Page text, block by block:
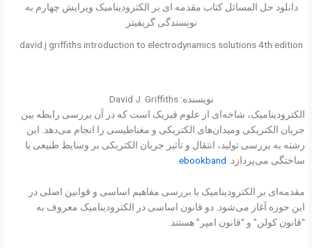
دانلود حل المسائل کتاب مقدمه ای بر الکترودینامیک ویرایش چهارم به
نویسندگی گریفیتز
david j griffiths introduction to electrodynamics solutions 4th edition
نویسنده: David J. Griffiths
الکترودینامیک، شاخه‌ای از علوم فیزیک است که در آن بررسی رابطه بین
جریان الکتریکی ومیدان‌های الکتریکی و مغناطیسی را انجام می‌دهد. این
رشته به بررسی تولید، انتقال و تأثیر جریان الکتریکی بر وسایط طبیعی یا
ساختگی می‌پردازد. ebookband
مقدمه‌ای بر الکترودینامیک با بررسی مفاهیم اساسی و قوانین اصلی در
این حوزه آغاز می‌شود. دو قانون اساسی در الکترودینامیک معروف به
“قانون کولن” و “قانون امپر” هستند.